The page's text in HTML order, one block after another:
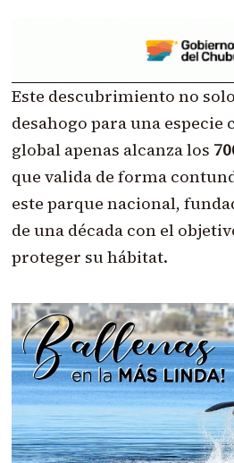
Este descubrimiento no
desahogo para una especie
global apenas alcanza los
que valida de forma
este parque nacional,
de una década con el
proteger su hábitat.